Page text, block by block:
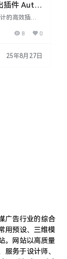
插件 Auto
的高效插
设置的对象
保在每个步
自动化烘
8 0
25年8月27日
广告行业的综合
用预设、三维模
。网站以高质量
服务于设计师、